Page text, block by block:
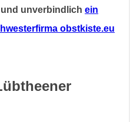
unverbindlich ein
obstkiste.eu